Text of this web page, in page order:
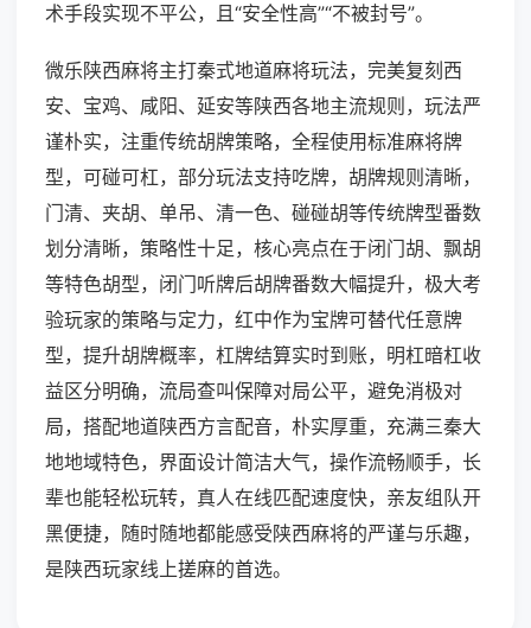
术手段实现不平公，且“安全性高”“不被封号”。
微乐陕西麻将主打秦式地道麻将玩法，完美复刻西
安、宝鸡、咸阳、延安等陕西各地主流规则，玩法严
谨朴实，注重传统胡牌策略，全程使用标准麻将牌
型，可碰可杠，部分玩法支持吃牌，胡牌规则清晰，
门清、夹胡、单吊、清一色、碰碰胡等传统牌型番数
划分清晰，策略性十足，核心亮点在于闭门胡、飘胡
等特色胡型，闭门听牌后胡牌番数大幅提升，极大考
验玩家的策略与定力，红中作为宝牌可替代任意牌
型，提升胡牌概率，杠牌结算实时到账，明杠暗杠收
益区分明确，流局查叫保障对局公平，避免消极对
局，搭配地道陕西方言配音，朴实厚重，充满三秦大
地地域特色，界面设计简洁大气，操作流畅顺手，长
辈也能轻松玩转，真人在线匹配速度快，亲友组队开
黑便捷，随时随地都能感受陕西麻将的严谨与乐趣，
是陕西玩家线上搓麻的首选。